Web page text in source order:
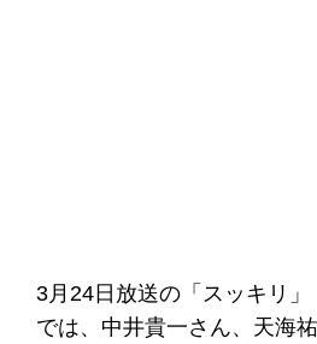
3月24日放送の「スッキリ」
では、中井貴一さん、天海